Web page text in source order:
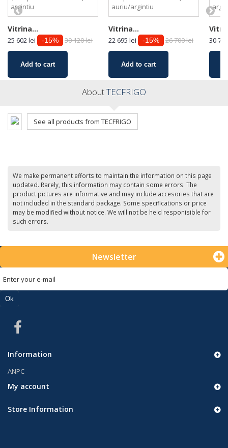
Vitrina...
25 602 lei -15% 30 120 lei
Add to cart
Vitrina...
22 695 lei -15% 26 700 lei
Add to cart
30
AboutTECFRIGO
See all products from TECFRIGO
We make permanent efforts to maintain the information on this page
updated. Rarely, this information may contain some errors. The
product pictures are informative and may include accesories that are
not included in the standard package. Some specifications or price
may be modified without notice. We will not be held responisible for
such errors.
Newsletter
Ok
Information
ANPC
My account
Store Information